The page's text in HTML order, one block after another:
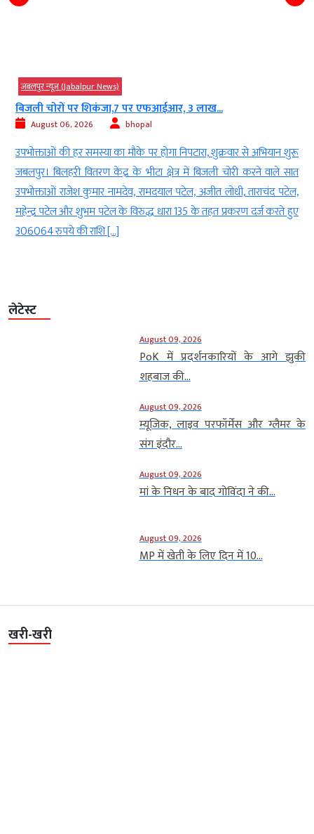
जबलपुर न्यूज़ (Jabalpur News)
हवा में सारे फरमान, स्कूल के आसपास बिक...
August 06, 2026 bhopal
100 मीटर के दायरे से टपरे हटाने के निर्देश के बावजूद कई इलाकों में आदेश का
उल्लंघन जबलपुर। स्कूलों के आसपास तंबाकू और गुटखा उत्पादों की बिक्री रोकने
के लिए जिला प्रशासन और नगर निगम द्वारा जारी सख्त निर्देशों की जमीनी
हकीकत कुछ और ही बयां कर रही है। हाल ही में जबलपुर कलेक्टर और […]
लेटेस्ट
August 09, 2026
PoK में प्रदर्शनकारियों के आगे झुकी
शहबाज की...
August 09, 2026
म्यूजिक, लाइव परफॉर्मेंस और ग्लैमर के
संग इंदौर...
August 09, 2026
मां के निधन के बाद गोविंदा ने की...
August 09, 2026
MP में खेती के लिए दिन में 10...
खरी-खरी